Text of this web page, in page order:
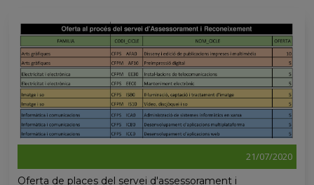
21/07/2020
Oferta de places del servei d'assessorament i